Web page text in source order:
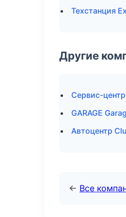
Техстанция
Другие
Сервис-
GARAGE
Автоцентр
← Все